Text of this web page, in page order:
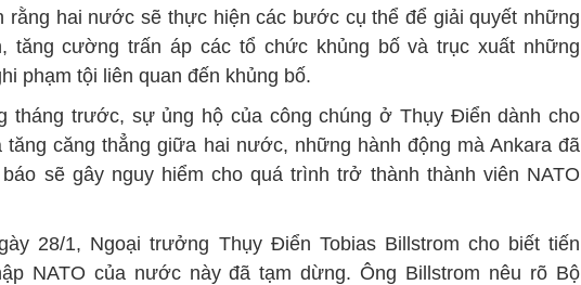
rằng hai nước sẽ thực hiện các bước cụ thể để giải quyết những
tăng cường trấn áp các tổ chức khủng bố và trục xuất những
phạm tội liên quan đến khủng bố.
tháng trước, sự ủng hộ của công chúng ở Thụy Điển dành cho
tăng căng thẳng giữa hai nước, những hành động mà Ankara đã
sẽ gây nguy hiểm cho quá trình trở thành thành viên NATO
28/1, Ngoại trưởng Thụy Điển Tobias Billstrom cho biết tiến
NATO của nước này đã tạm dừng. Ông Billstrom nêu rõ Bộ